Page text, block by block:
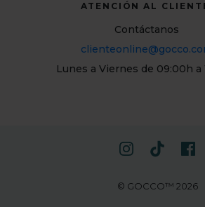
ATENCIÓN AL
Contáctanos
Lunes a Viernes de 09:00h a
© GOCCO™ 2026